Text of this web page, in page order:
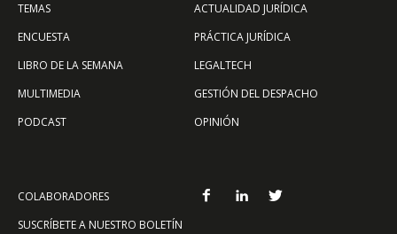
TEMAS
ENCUESTA
LIBRO DE LA SEMANA
MULTIMEDIA
PODCAST
ACTUALIDAD JURÍDICA
PRÁCTICA JURÍDICA
LEGALTECH
GESTIÓN DEL DESPACHO
OPINIÓN
COLABORADORES
SUSCRÍBETE A NUESTRO BOLETÍN